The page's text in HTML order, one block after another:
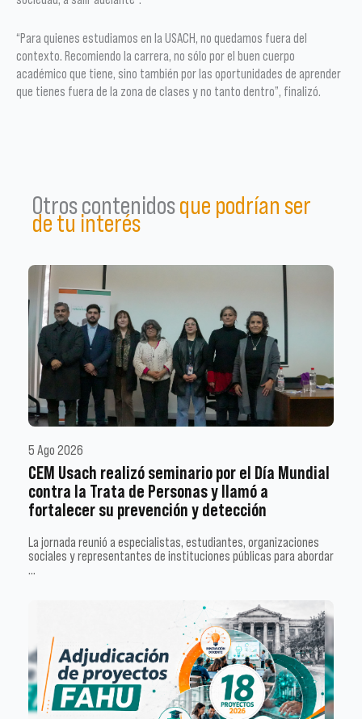
“Para quienes estudiamos en la USACH, no quedamos fuera del
contexto. Recomiendo la carrera, no sólo por el buen cuerpo
académico que tiene, sino también por las oportunidades de aprender
que tienes fuera de la zona de clases y no tanto dentro”, finalizó.
Otros contenidosque podrían ser
de tu interés
5 Ago 2026
CEM Usach realizó seminario por el Día Mundial
contra la Trata de Personas y llamó a
fortalecer su prevención y detección
La jornada reunió a especialistas, estudiantes, organizaciones
sociales y representantes de instituciones públicas para abordar
…